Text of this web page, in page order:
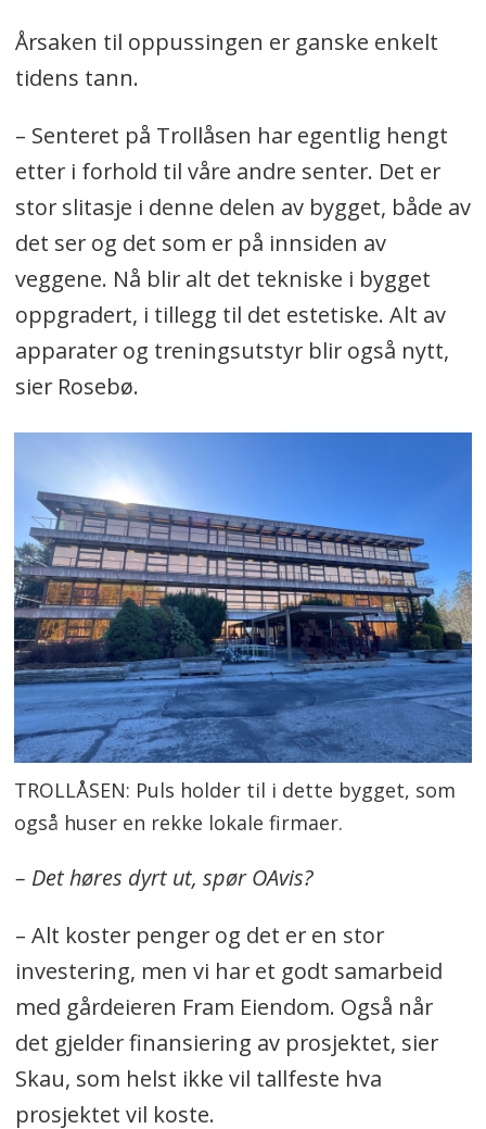
Årsaken til oppussingen er ganske enkelt
tidens tann.
– Senteret på Trollåsen har egentlig hengt
etter i forhold til våre andre senter. Det er
stor slitasje i denne delen av bygget, både av
det ser og det som er på innsiden av
veggene. Nå blir alt det tekniske i bygget
oppgradert, i tillegg til det estetiske. Alt av
apparater og treningsutstyr blir også nytt,
sier Rosebø.
TROLLÅSEN: Puls holder til i dette bygget, som
også huser en rekke lokale firmaer.
– Det høres dyrt ut, spør OAvis?
– Alt koster penger og det er en stor
investering, men vi har et godt samarbeid
med gårdeieren Fram Eiendom. Også når
det gjelder finansiering av prosjektet, sier
Skau, som helst ikke vil tallfeste hva
prosjektet vil koste.